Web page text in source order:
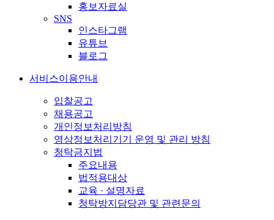
홍보자료실
SNS
인스타그램
유튜브
블로그
서비스이용안내
입찰공고
채용공고
개인정보처리방침
영상정보처리기기 운영 및 관리 방침
청탁금지법
주요내용
법적용대상
교육 · 설명자료
청탁방지담당관 및 관련문의